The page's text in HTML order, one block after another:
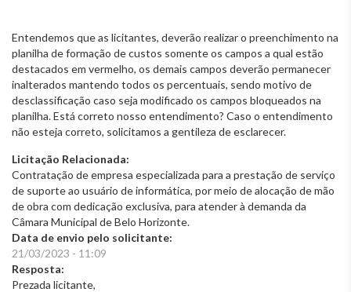
Entendemos que as licitantes, deverão realizar o preenchimento na
planilha de formação de custos somente os campos a qual estão
destacados em vermelho, os demais campos deverão permanecer
inalterados mantendo todos os percentuais, sendo motivo de
desclassificação caso seja modificado os campos bloqueados na
planilha. Está correto nosso entendimento? Caso o entendimento
não esteja correto, solicitamos a gentileza de esclarecer.
Licitação Relacionada:
Contratação de empresa especializada para a prestação de serviço
de suporte ao usuário de informática, por meio de alocação de mão
de obra com dedicação exclusiva, para atender à demanda da
Câmara Municipal de Belo Horizonte.
Data de envio pelo solicitante:
21/03/2023 - 11:09
Resposta:
Prezada licitante,